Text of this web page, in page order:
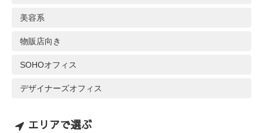
美容系
物販店向き
SOHOオフィス
デザイナーズオフィス
エリアで選ぶ